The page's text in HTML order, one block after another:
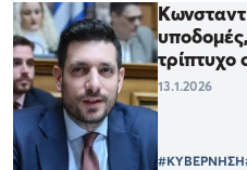
τρίπτυχο
13.1.2026
#ΚΥΒΕΡΝΗΣΗ